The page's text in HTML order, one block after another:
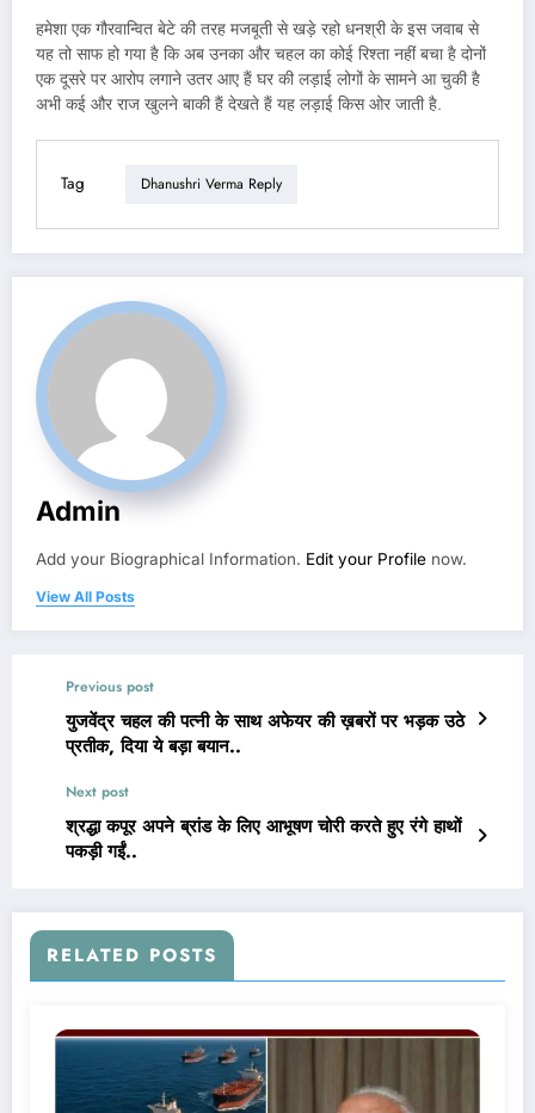
हमेशा एक गौरवान्वित बेटे की तरह मजबूती से खड़े रहो धनश्री के इस जवाब से
यह तो साफ हो गया है कि अब उनका और चहल का कोई रिश्ता नहीं बचा है दोनों
एक दूसरे पर आरोप लगाने उतर आए हैं घर की लड़ाई लोगों के सामने आ चुकी है
अभी कई और राज खुलने बाकी हैं देखते हैं यह लड़ाई किस ओर जाती है.
Tag Dhanushri Verma Reply
Admin
Add your Biographical Information. Edit your Profile now.
View All Posts
Previous post
युजवेंद्र चहल की पत्नी के साथ अफेयर की ख़बरों पर भड़क उठे
प्रतीक, दिया ये बड़ा बयान..
Next post
श्रद्धा कपूर अपने ब्रांड के लिए आभूषण चोरी करते हुए रंगे हाथों
पकड़ी गईं..
RELATED POSTS